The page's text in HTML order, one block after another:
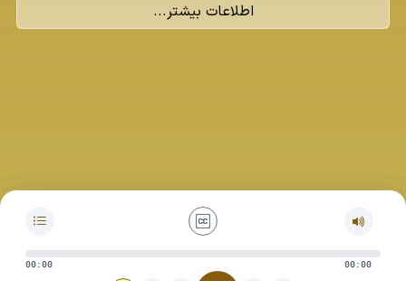
اطلاعات بیشتر...
00:00 00:00